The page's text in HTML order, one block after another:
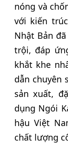
nóng và
với kiến
Nhật Bản
trội, đáp
khắt khe
dẫn chuyên
sản xuất,
dụng Ngói
hậu Việt
chất lượng